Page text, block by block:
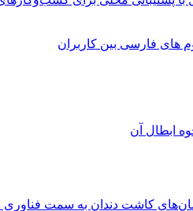
فارسی بین کاربران
ابطال آن